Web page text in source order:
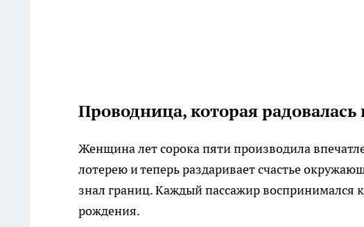
Проводница, которая
Женщина лет сорока пяти производила
лотерею и теперь раздаривает счастье
знал границ. Каждый пассажир воспринимался
рождения.